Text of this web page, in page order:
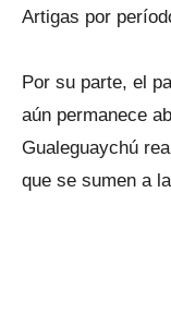
Artigas por
Por su parte, el
aún permanece
Gualeguaychú
que se sumen a